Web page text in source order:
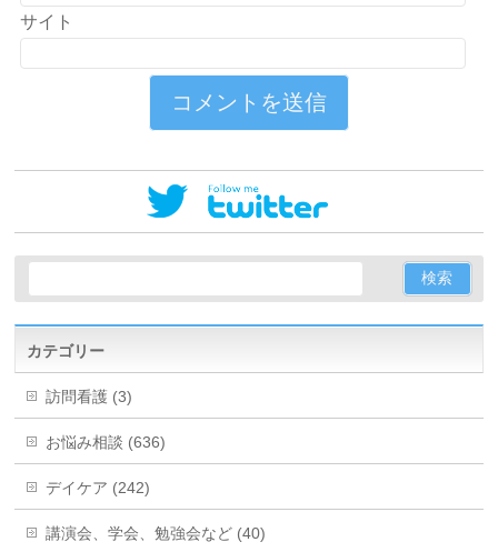
サイト
カテゴリー
訪問看護 (3)
お悩み相談 (636)
デイケア (242)
講演会、学会、勉強会など (40)